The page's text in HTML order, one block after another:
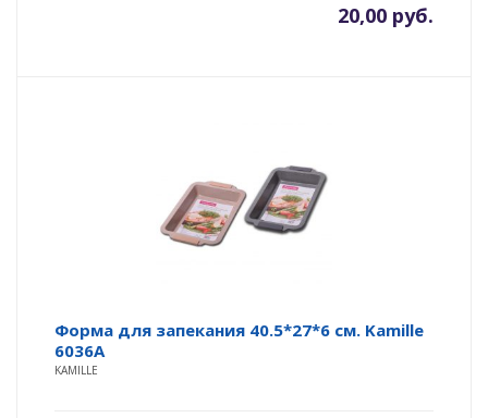
20,00 руб.
Форма для запекания 40.5*27*6 см. Kamille
6036A
KAMILLE